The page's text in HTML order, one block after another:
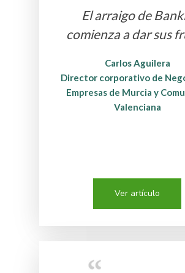
El arraigo de
comienza a dar sus
Carlos Aguilera
Director corporativo de
Empresas de Murcia y
Valenciana
Ver artículo